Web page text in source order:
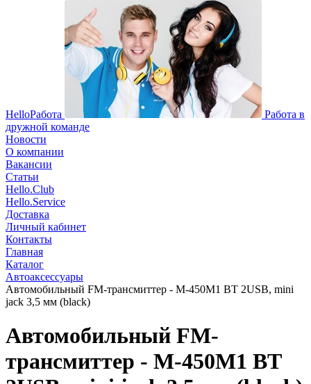
HelloРабота
Работа в
дружной команде
Новости
О компании
Вакансии
Статьи
Hello.Club
Hello.Service
Доставка
Личный кабинет
Контакты
Главная
Каталог
Автоаксессуары
Автомобильный FM-трансмиттер - M-450M1 BT 2USB, mini
jack 3,5 мм (black)
Автомобильный FM-
трансмиттер - M-450M1 BT